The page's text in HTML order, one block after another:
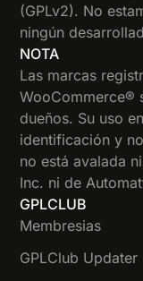
(GPLv2). No
ningún
NOTA
Las marcas
WooCommerce®
dueños. Su uso
identificación y
no está avalada
Inc. ni de
GPLCLUB
Membresias
GPLClub Updater